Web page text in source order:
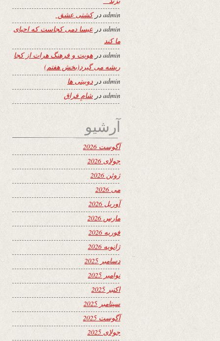
adminدرکشتی عشق
adminدر عیسا دمی کجاست که احیای
ما کند
adminدر هویت و فرهنگ هرات از کجا
ریشه می گیرد(بخش هفتم)
adminدردوبیتی ها
admin در شامِ فراق
آرشیو
آگوست 2026
جولای 2026
ژوئن 2026
می 2026
آوریل 2026
مارس 2026
فوریه 2026
ژانویه 2026
دسامبر 2025
نوامبر 2025
اکتبر 2025
سپتامبر 2025
آگوست 2025
جولای 2025